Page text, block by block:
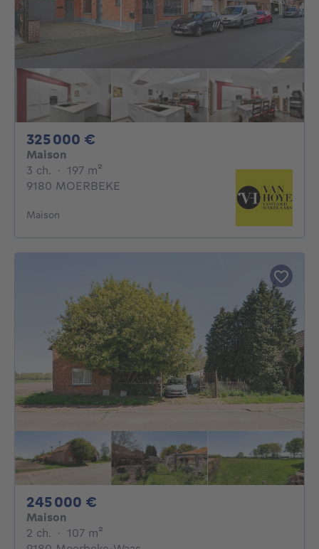
325 000 €
Maison
3 ch. 3 chambres
· 197 m²
9180 MOERBEKE
Maison
245 000 €
Maison
2 ch. 2 chambres
· 107 m²